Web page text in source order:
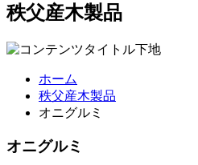
秩父産木製品
ホーム
秩父産木製品
オニグルミ
オニグルミ